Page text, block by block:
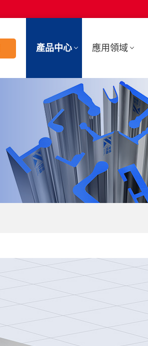
產品中心 應用領域